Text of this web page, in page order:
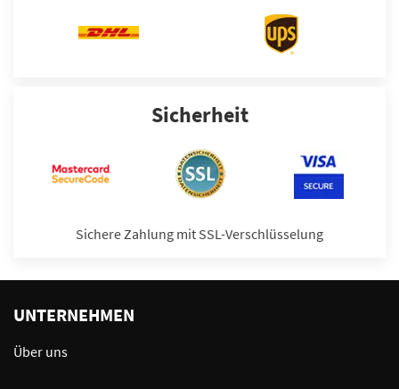
Sicherheit
Sichere Zahlung mit SSL-Verschlüsselung
UNTERNEHMEN
Über uns